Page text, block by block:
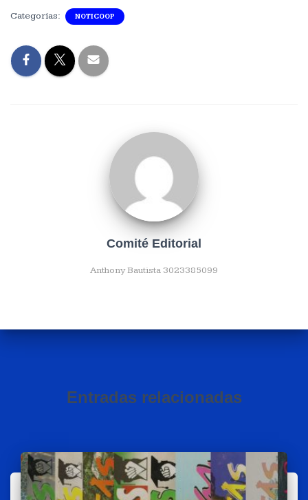
Categorías: NOTICOOP
Comité Editorial
Anthony Bautista 3023385099
Entradas relacionadas